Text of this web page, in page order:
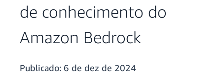
de conhecimento do
Amazon Bedrock
Publicado: 6 de dez de 2024